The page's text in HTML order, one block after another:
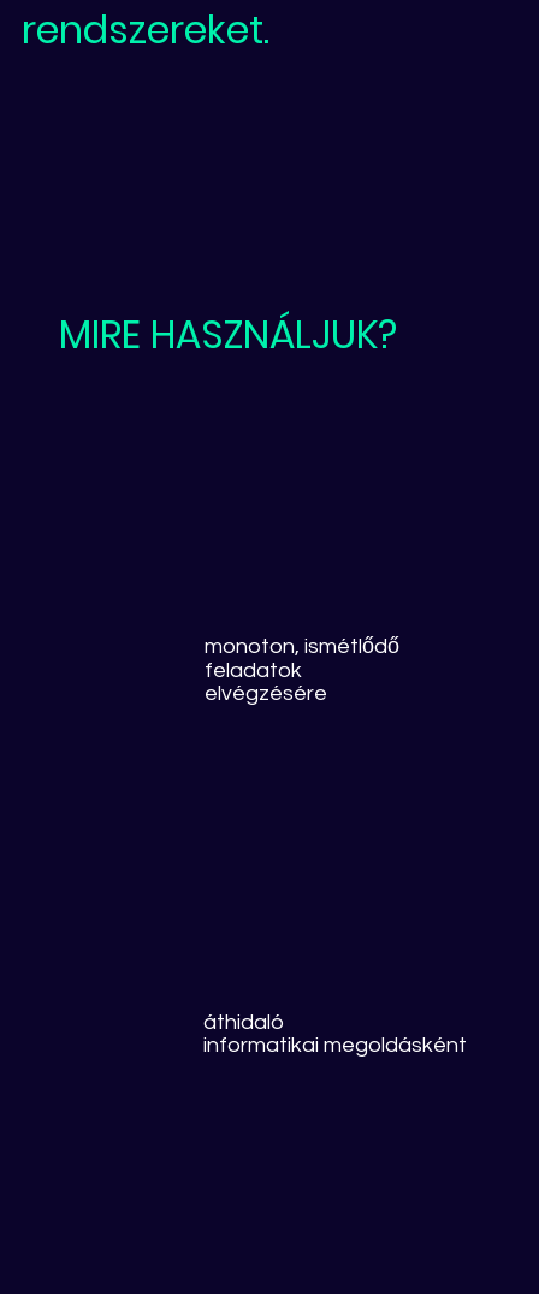
rendszereket.
MIRE HASZNÁLJUK?
monoton, ismétlődő
feladatok
elvégzésére
áthidaló
informatikai megoldásként